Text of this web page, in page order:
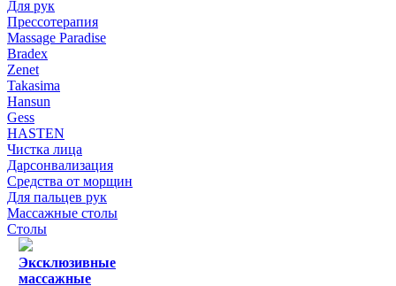
Для рук
Прессотерапия
Massage Paradise
Bradex
Zenet
Takasima
Hansun
Gess
HASTEN
Чистка лица
Дарсонвализация
Средства от морщин
Для пальцев рук
Массажные столы
Столы
Эксклюзивные
массажные